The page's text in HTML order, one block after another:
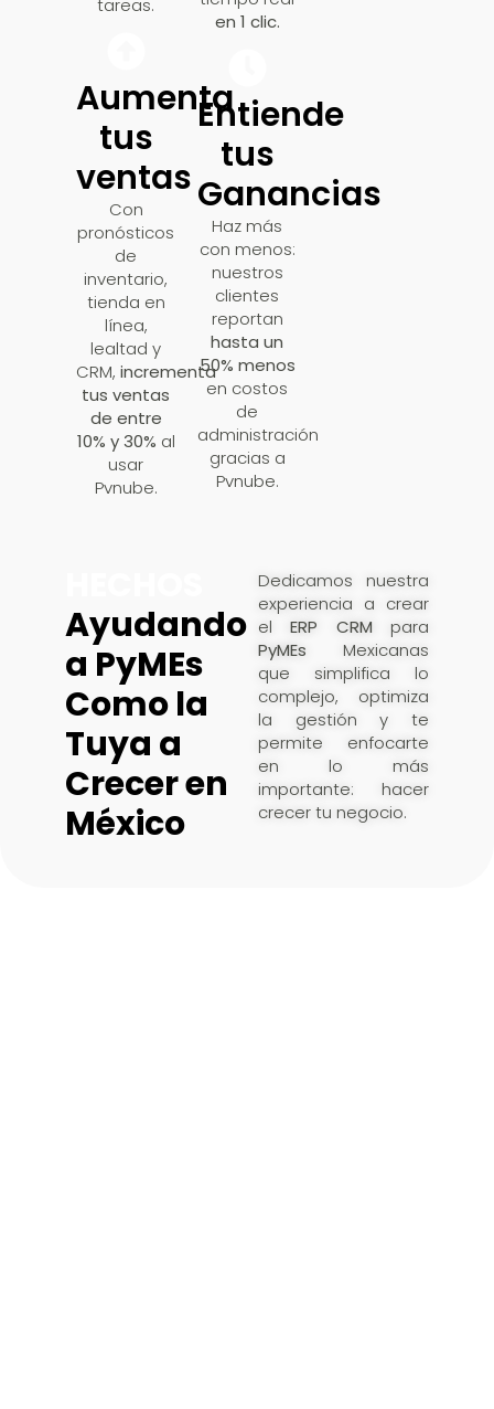
tareas.
Aumenta
tus
ventas
Con
pronósticos
de
inventario,
tienda en
línea,
lealtad y
CRM, incrementa
tus ventas
de entre
10% y 30% al
usar
Pvnube.
en 1 clic.
Entiende
tus
Ganancias
Haz más
con menos:
nuestros
clientes
reportan
hasta un
50% menos
en costos
de
administración
gracias a
Pvnube.
Ayudando
a PyMEs
Como la
Tuya a
Crecer en
México
Dedicamos nuestra
experiencia a crear
elERP CRMpara
PyMEs Mexicanas
que simplifica lo
complejo, optimiza
la gestión y te
permite enfocarte
en lo más
importante: hacer
crecer tu negocio.